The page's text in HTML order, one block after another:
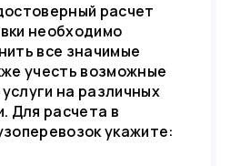
расчет
необходимо
все значимые
учесть возможные
на различных
Для расчета в
укажите: